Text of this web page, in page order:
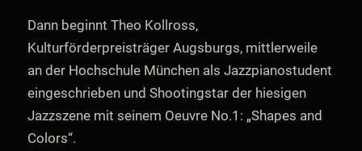
Dann beginnt Theo Kollross,
Kulturförderpreisträger Augsburgs, mittlerweile
an der Hochschule München als Jazzpianostudent
eingeschrieben und Shootingstar der hiesigen
Jazzszene mit seinem Oeuvre No.1: „Shapes and
Colors“.